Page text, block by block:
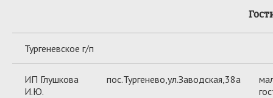
Тургеневское г/п
ИП Глушкова
И.Ю.
пос.Тургенево,ул.Заводская,38а